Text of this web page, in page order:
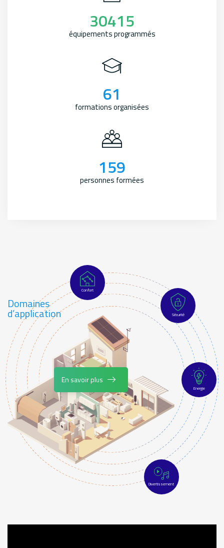
30415
équipements programmés
61
formations organisées
159
personnes formées
Domaines
d’application
En savoir plus
Confort
Sécurité
Energie
Divertissement